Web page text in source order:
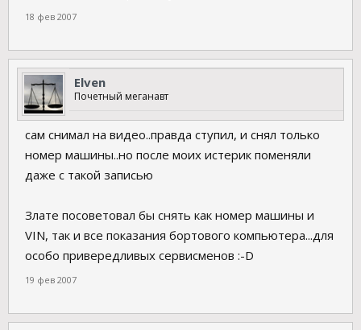
18 фев 2007
Elven
Почетный меганавт
сам снимал на видео..правда ступил, и снял только
номер машины..но после моих истерик поменяли
даже с такой записью
Злате посоветовал бы снять как номер машины и
VIN, так и все показания бортового компьютера...для
особо привередливых сервисменов :-D
19 фев 2007